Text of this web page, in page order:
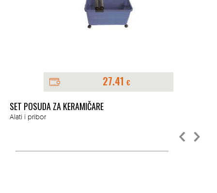
27.41 €
SET POSUDA ZA KERAMIČARE
Alati i pribor